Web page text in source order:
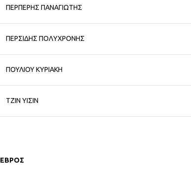
ΠΕΡΠΕΡΗΣ ΠΑΝΑΓΙΩΤΗΣ
ΠΕΡΣΙΔΗΣ ΠΟΛΥΧΡΟΝΗΣ
ΠΟΥΛΙΟΥ ΚΥΡΙΑΚΗ
ΤΖΙΝ ΥΙΣΙΝ
ΕΒΡΟΣ